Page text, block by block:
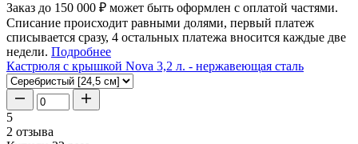
Заказ до 150 000 ₽ может быть оформлен с оплатой частями.
Списание происходит равными долями, первый платеж
списывается сразу, 4 остальных платежа вносится каждые две
недели. Подробнее
Кастрюля с крышкой Nova 3,2 л. - нержавеющая сталь
5
2 отзыва